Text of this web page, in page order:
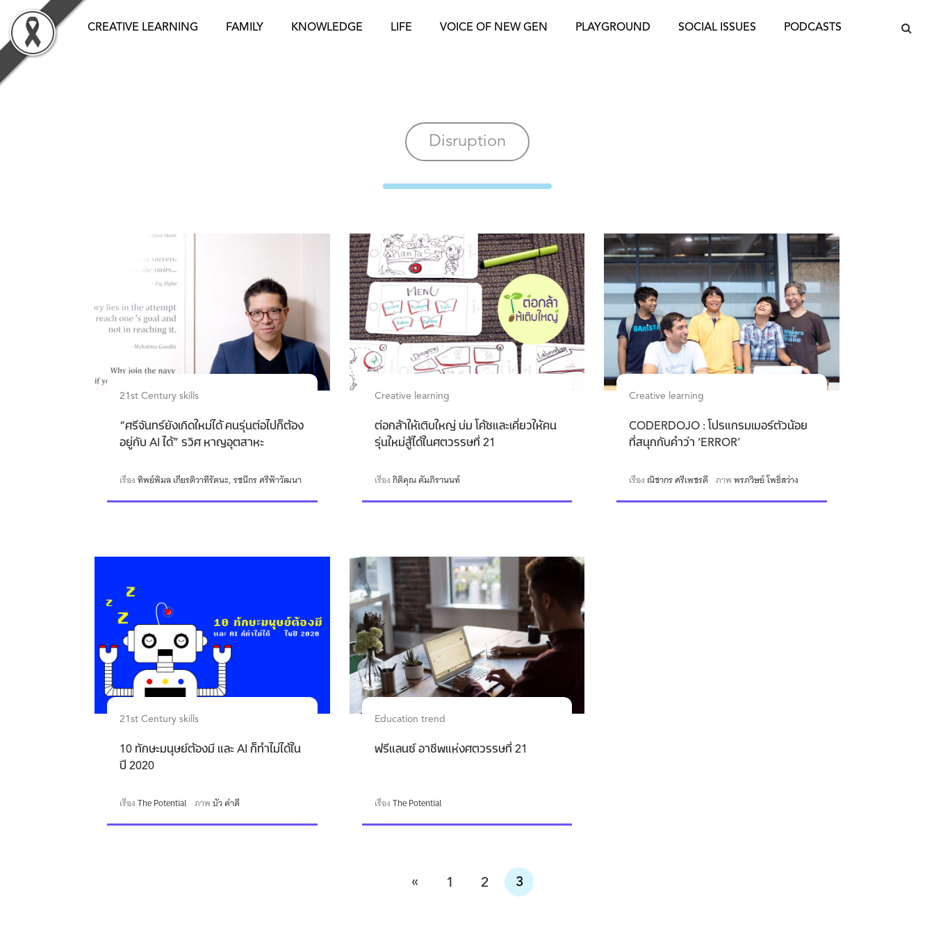
content
CREATIVE LEARNING FAMILY KNOWLEDGE LIFE VOICE OF NEW GEN PLAYGROUND SOCIAL ISSUES PODCASTS
Disruption
21st Century skills
“ศรีจันทร์ยังเกิดใหม่ได้ คนรุ่นต่อไปก็ต้อง
อยู่กับ AI ได้” รวิศ หาญอุตสาหะ
เรื่องทิพย์พิมล เกียรติวาทีรัตนะ รชนีกร ศรีฟ้าวัฒนา
Creative learning
ต่อกล้าให้เติบใหญ่ บ่ม โค้ชและเคี่ยวให้คน
รุ่นใหม่สู้ได้ในศตวรรษที่ 21
เรื่องกิติคุณ คัมภิรานนท์
Creative learning
CODERDOJO : โปรแกรมเมอร์ตัวน้อย
ที่สนุกกับคำว่า ‘ERROR’
เรื่องณิชากร ศรีเพชรดี ภาพพรภวิษย์ โพธิ์สว่าง
21st Century skills
10 ทักษะมนุษย์ต้องมี และ AI ก็ทำไม่ได้ใน
ปี 2020
เรื่องThe Potential ภาพบัว คำดี
Education trend
ฟรีแลนซ์ อาชีพแห่งศตวรรษที่ 21
เรื่องThe Potential
« 1 2 3